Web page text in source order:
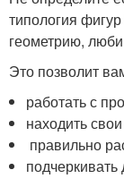
типология
геометрию,
Это позволит
работать с
находить
правильно
подчеркивать